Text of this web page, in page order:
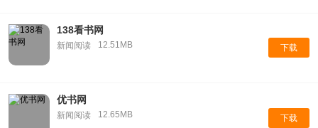
138看书网
新闻阅读 12.51MB 下载
优书网
新闻阅读 12.65MB 下载